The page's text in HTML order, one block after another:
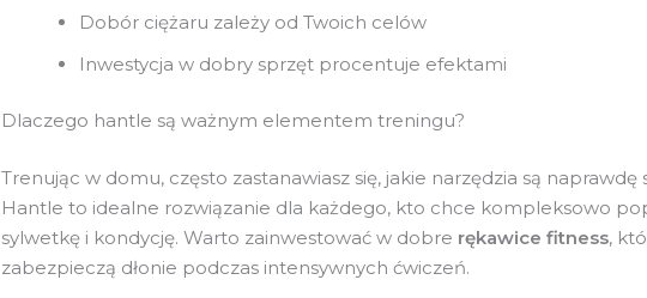
Dobór ciężaru zależy od Twoich celów
Inwestycja w dobry sprzęt procentuje efektami
Dlaczego hantle są ważnym elementem treningu?
Trenując w domu, często zastanawiasz się, jakie narzędzia są naprawdę
Hantle to idealne rozwiązanie dla każdego, kto chce kompleksowo
sylwetkę i kondycję. Warto zainwestować w dobre rękawice fitness,
zabezpieczą dłonie podczas intensywnych ćwiczeń.